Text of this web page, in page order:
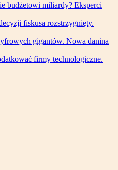
budżetowi miliardy? Eksperci
fiskusa rozstrzygnięty.
gigantów. Nowa danina
firmy technologiczne.